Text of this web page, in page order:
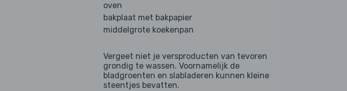
oven
bakplaat met bakpapier
middelgrote koekenpan
Vergeet niet je versproducten van tevoren
grondig te wassen. Voornamelijk de
bladgroenten en slabladeren kunnen kleine
steentjes bevatten.